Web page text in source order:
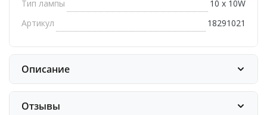
Тип лампы
10 х 10W
Артикул
18291021
Описание
Отзывы